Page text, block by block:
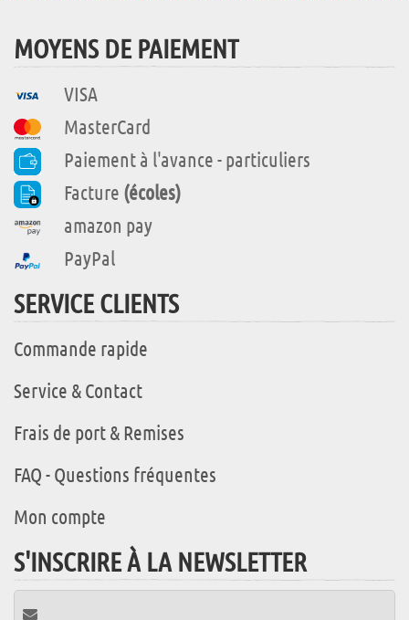
MOYENS DE PAIEMENT
VISA
MasterCard
Paiement à l'avance - particuliers
Facture (écoles)
amazon pay
PayPal
SERVICE CLIENTS
Commande rapide
Service & Contact
Frais de port & Remises
FAQ - Questions fréquentes
Mon compte
S'INSCRIRE À LA NEWSLETTER